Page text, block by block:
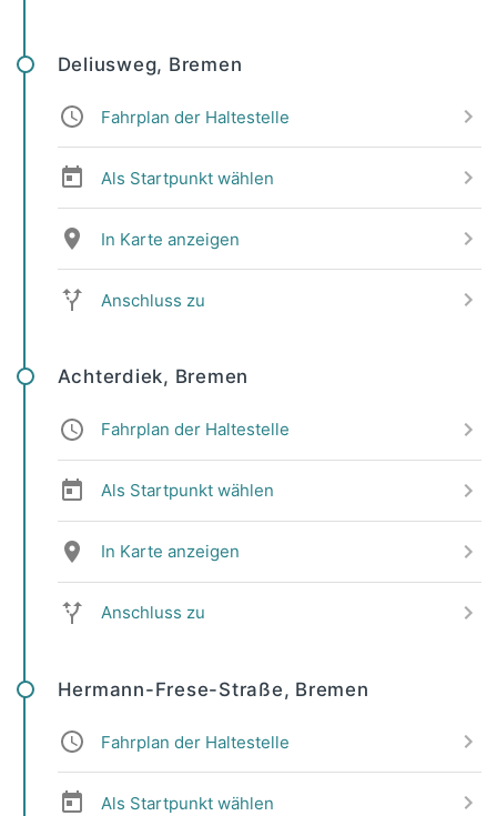
Deliusweg, Bremen
Fahrplan der Haltestelle
Als Startpunkt wählen
In Karte anzeigen
Anschluss zu
Achterdiek, Bremen
Fahrplan der Haltestelle
Als Startpunkt wählen
In Karte anzeigen
Anschluss zu
Hermann-Frese-Straße, Bremen
Fahrplan der Haltestelle
Als Startpunkt wählen